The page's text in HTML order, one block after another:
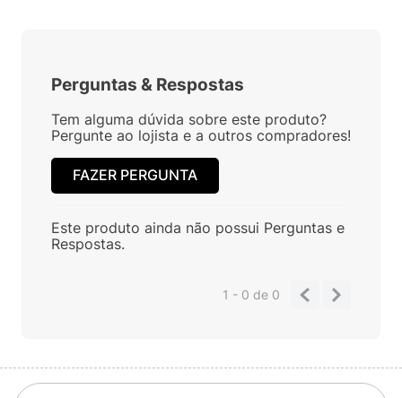
Perguntas & Respostas
Tem alguma dúvida sobre este produto?
Pergunte ao lojista e a outros compradores!
FAZER PERGUNTA
Este produto ainda não possui Perguntas e
Respostas.
1 - 0de 0